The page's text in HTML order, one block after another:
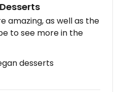
amazing, as well as the
to see more in the
desserts